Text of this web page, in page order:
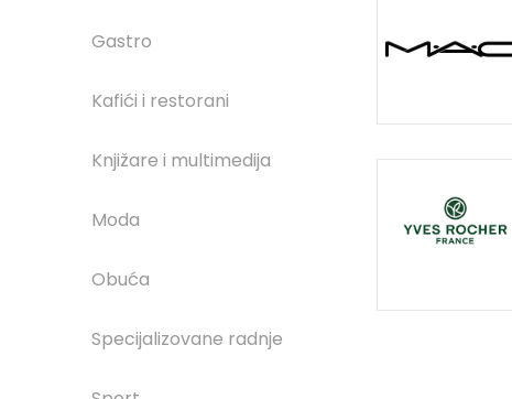
Gastro
Kafići i restorani
Knjižare i multimedija
Moda
Obuća
Specijalizovane radnje